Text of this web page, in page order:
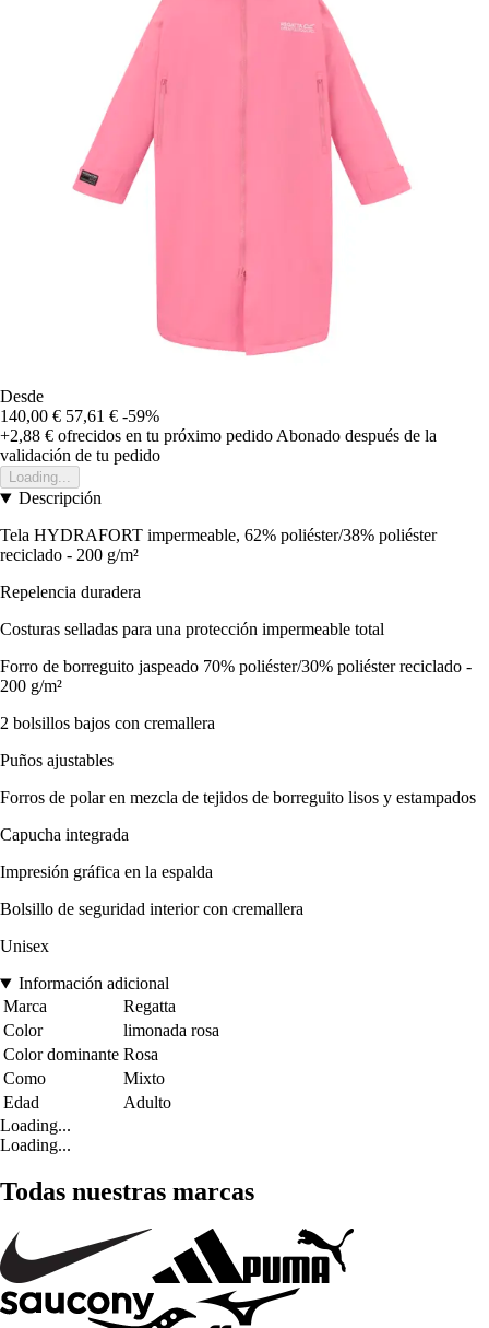
Desde
140,00 € 57,61 € -59%
+2,88 € ofrecidos en tu próximo pedido Abonado después de la
validación de tu pedido
Loading...
Descripción
Tela HYDRAFORT impermeable, 62% poliéster/38% poliéster
reciclado - 200 g/m²
Repelencia duradera
Costuras selladas para una protección impermeable total
Forro de borreguito jaspeado 70% poliéster/30% poliéster reciclado -
200 g/m²
2 bolsillos bajos con cremallera
Puños ajustables
Forros de polar en mezcla de tejidos de borreguito lisos y estampados
Capucha integrada
Impresión gráfica en la espalda
Bolsillo de seguridad interior con cremallera
Unisex
Información adicional
Marca
Regatta
Color
limonada rosa
Color dominante Rosa
Como
Mixto
Edad
Adulto
Loading...
Loading...
Todas nuestras marcas